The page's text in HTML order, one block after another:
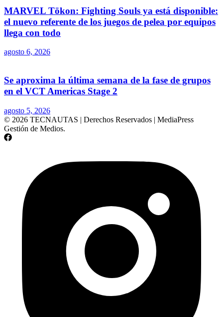
MARVEL Tōkon: Fighting Souls ya está disponible:
el nuevo referente de los juegos de pelea por equipos
llega con todo
agosto 6, 2026
Se aproxima la última semana de la fase de grupos
en el VCT Americas Stage 2
agosto 5, 2026
© 2026 TECNAUTAS | Derechos Reservados | MediaPress
Gestión de Medios.